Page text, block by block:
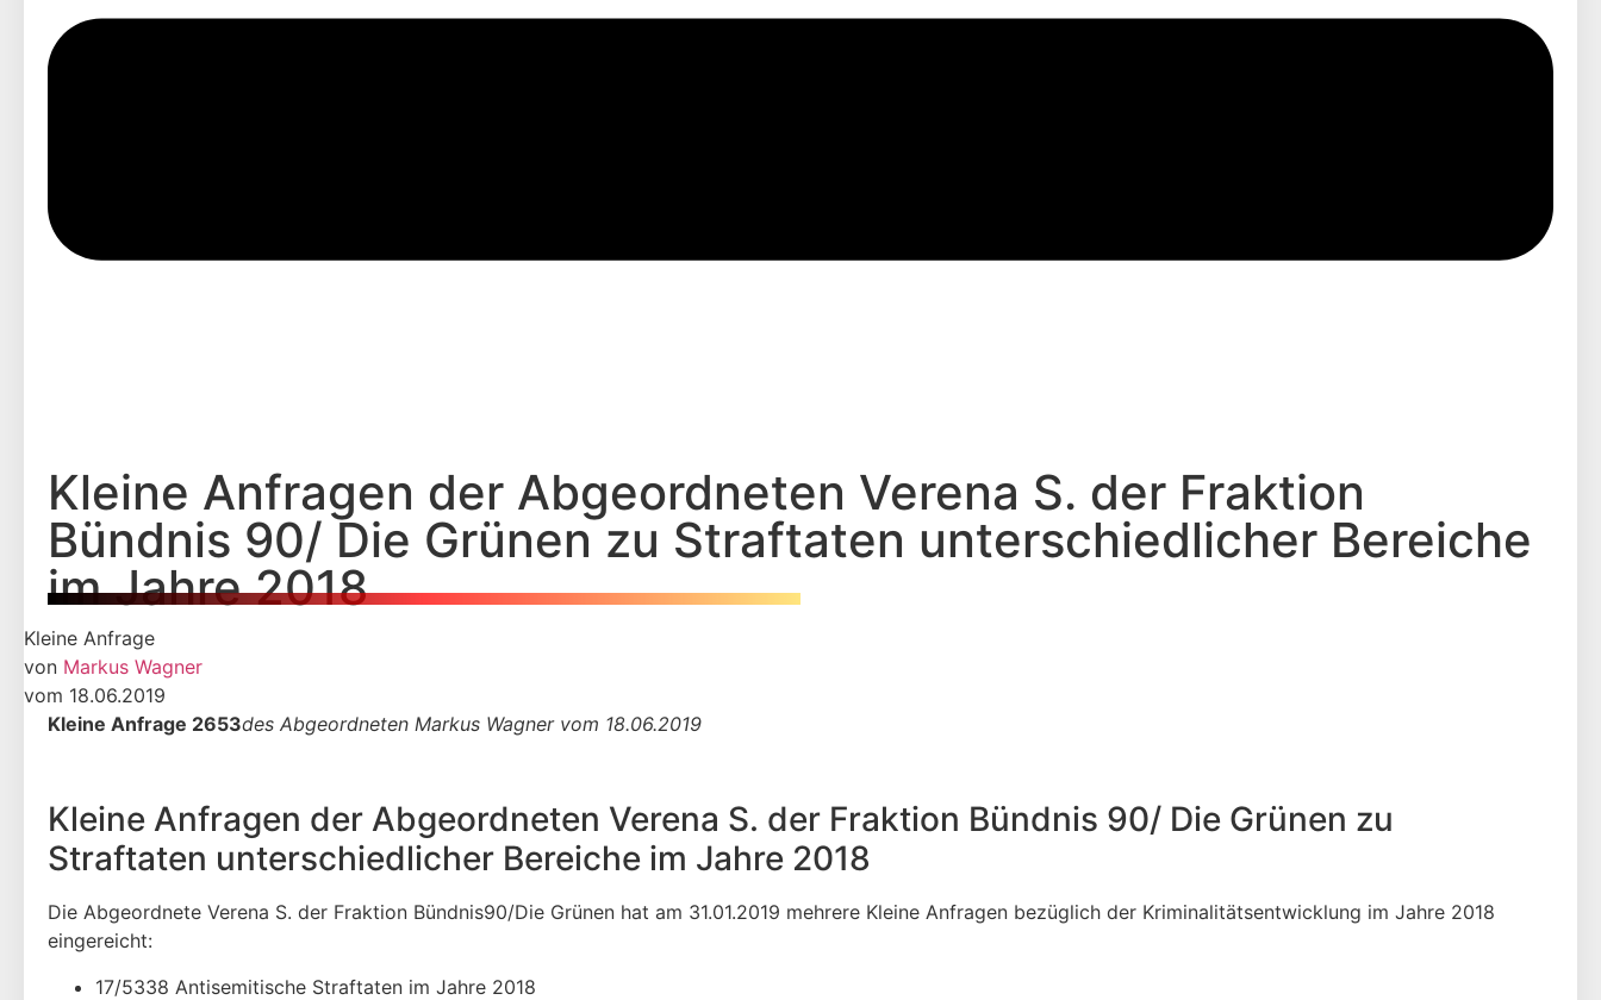
Kleine Anfragen der Abgeordneten Verena S. der Fraktion
Bündnis 90/ Die Grünen zu Straftaten unterschiedlicher Bereiche
im Jahre 2018
Kleine Anfrage
von Markus Wagner
vom 18.06.2019
Kleine Anfrage 2653des Abgeordneten Markus Wagner vom 18.06.2019
Kleine Anfragen der Abgeordneten Verena S. der Fraktion Bündnis 90/ Die Grünen zu
Straftaten unterschiedlicher Bereiche im Jahre 2018
Die Abgeordnete Verena S. der Fraktion Bündnis90/Die Grünen hat am 31.01.2019 mehrere Kleine Anfragen bezüglich der Kriminalitätsentwicklung im Jahre 2018
eingereicht:
17/5338 Antisemitische Straftaten im Jahre 2018